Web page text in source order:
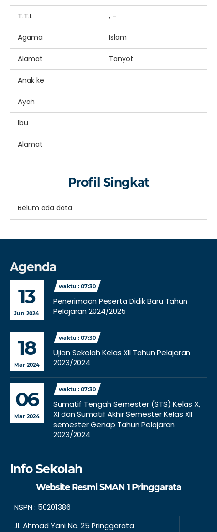
T.T.L , -
Agama Islam
Alamat Tanyot
Anak ke
Ayah
Ibu
Alamat
Profil Singkat
Belum ada data
Agenda
13
Jun 2024
waktu : 07:30
Penerimaan Peserta Didik Baru Tahun
Pelajaran 2024/2025
18
Mar 2024
waktu : 07:30
Ujian Sekolah Kelas XII Tahun Pelajaran
2023/2024
06
Mar 2024
waktu : 07:30
Sumatif Tengah Semester (STS) Kelas X,
XI dan Sumatif Akhir Semester Kelas XII
semester Genap Tahun Pelajaran
2023/2024
Info Sekolah
Website Resmi SMAN 1 Pringgarata
NSPN : 50201386
Jl. Ahmad Yani No. 25 Pringgarata